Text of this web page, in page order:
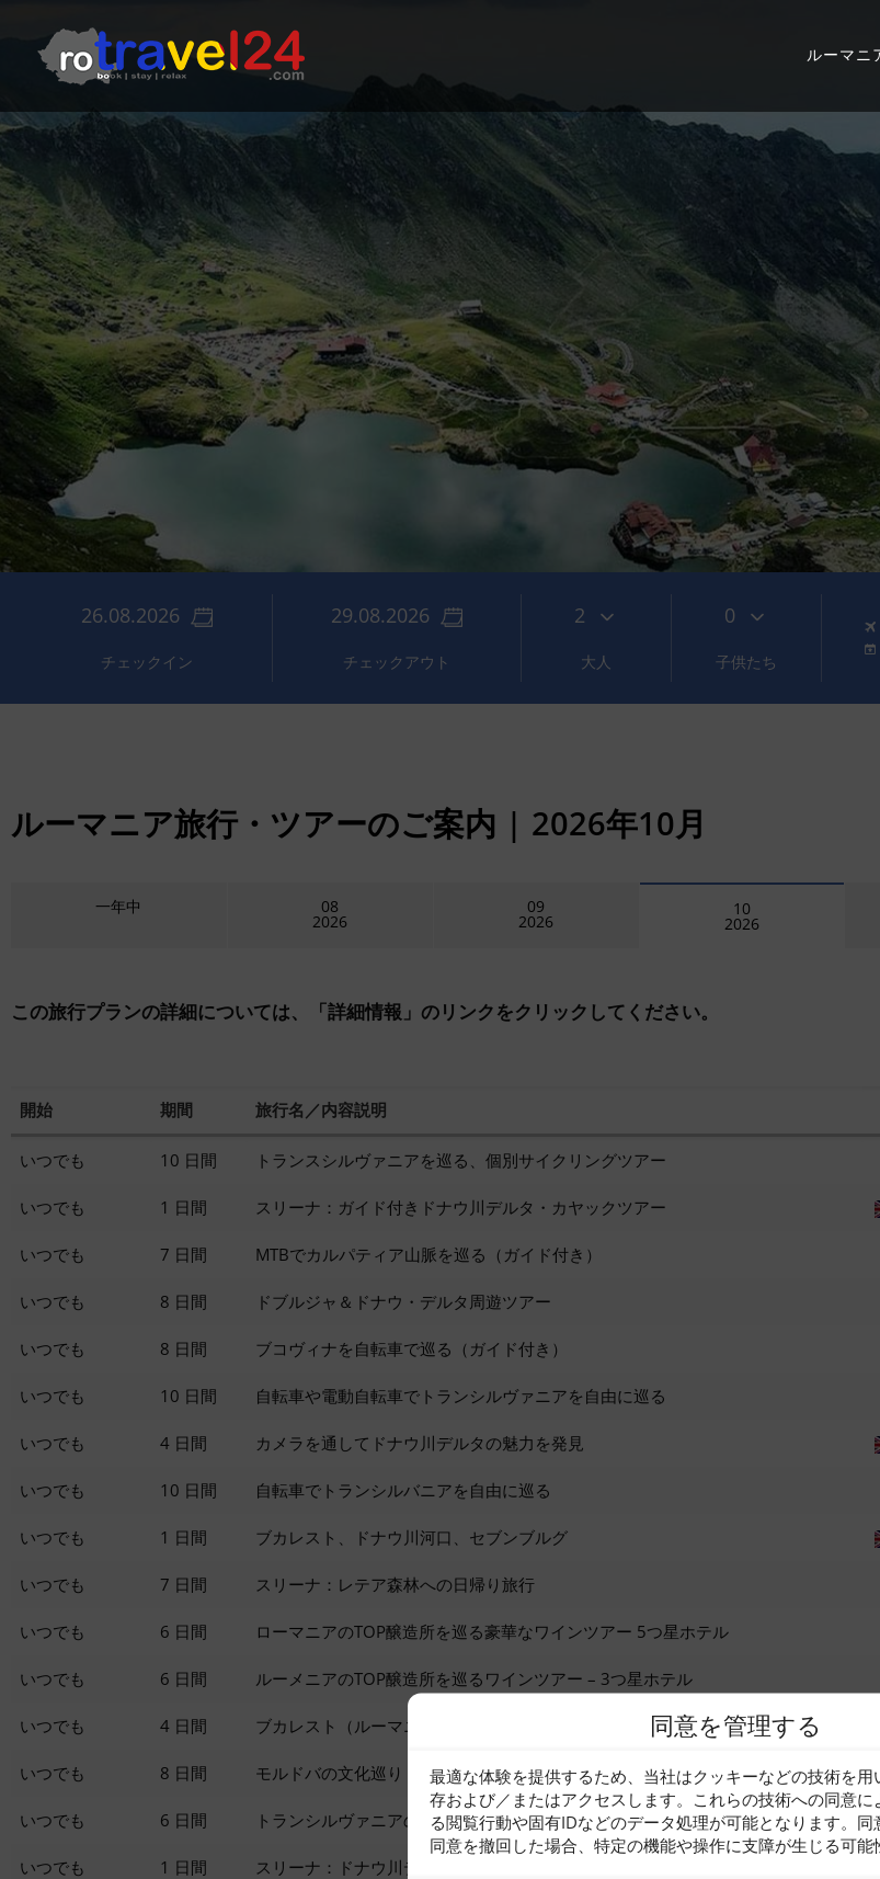
同意を管理する
最適な体験を提供するため、当社はクッキーなどの技術を
存および／またはアクセスします。これらの技術への同意
る閲覧行動や固有IDなどのデータ処理が可能となります。
同意を撤回した場合、特定の機能や操作に支障が生じる可能
ルーマニ
26.08.2026
チェックイン
29.08.2026
チェックアウト
2
大人
0
子供たち
ルーマニア旅行・ツアーのご案内 | 2026年10月
一年中 08
2026
09
2026
10
2026
この旅行プランの詳細については、「詳細情報」のリンクをクリックしてください。
開始 期間 旅行名／内容説明
いつでも 10 日間 トランスシルヴァニアを巡る、個別サイクリングツアー
いつでも 1 日間 スリーナ：ガイド付きドナウ川デルタ・カヤックツアー
いつでも 7 日間 MTBでカルパティア山脈を巡る（ガイド付き）
いつでも 8 日間 ドブルジャ＆ドナウ・デルタ周遊ツアー
いつでも 8 日間 ブコヴィナを自転車で巡る（ガイド付き）
いつでも 10 日間 自転車や電動自転車でトランシルヴァニアを自由に巡る
いつでも 4 日間 カメラを通してドナウ川デルタの魅力を発見
いつでも 10 日間 自転車でトランシルバニアを自由に巡る
いつでも 1 日間 ブカレスト、ドナウ川河口、セブンブルグ
いつでも 7 日間 スリーナ：レテア森林への日帰り旅行
いつでも 6 日間 ローマニアのTOP醸造所を巡る豪華なワインツアー 5つ星ホテル
いつでも 6 日間 ルーメニアのTOP醸造所を巡るワインツアー – 3つ星ホテル
いつでも 4 日間 ブカレスト（ルーマニアの首都）での短期旅行
いつでも 8 日間 モルドバの文化巡り
いつでも 6 日間 トランシルヴァニアの手工芸と伝統
いつでも 1 日間 スリーナ：ドナウ川デルタのミラ村へのボートツアー